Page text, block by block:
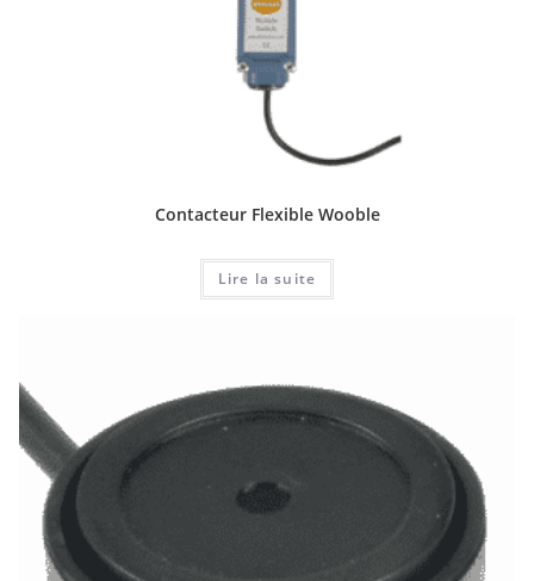
Contacteur Flexible Wooble
Lire la suite